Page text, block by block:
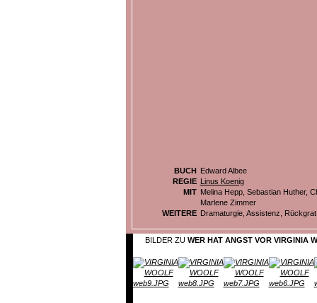
BUCH Edward Albee
REGIE Linus Koenig
MIT Melina Hepp, Sebastian Huther,
Marlene Zimmer
WEITERE Dramaturgie, Assistenz,
BILDER ZU WER HAT ANGST VOR VIRGINIA